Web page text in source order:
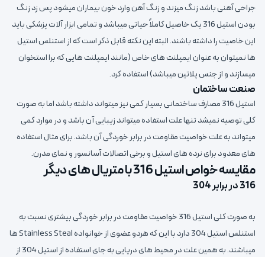
جراحی آهنی باشد زنگ میزند و زنگ آهن وارد خون بیماران میشود پس زد زنگ
بودن استیل 316 یک خاصیل کاملاً حیاتی میباشد و تمامی ابزار آلات پزشکی باید
این خاصیت را داشته باشند. البته این نکته قابل ذکر است که از استنلس استیل
ها نمیتوان به عنوان ایمپلنت های خاص (مانند ایمپلنت هایی که برا استخوان
میسازند و از جنس پلاتین میباشد) استفاده کرد.
صنعت ساختمان
استیل 316 مصارف ساختمانی بسیار کمی نیز میتواند داشته باشد اما به صورت
کلی توصیه نمیشد تنها علت استفاده میتواند زیبایی آن باشد و در موارد کمی
میتواند به علت خواصیت مقاومت در برابر خوردگی آن باشد. برای مثال استفاده
های معدود برای نرده های استیل و برخی اتصالات آسانسور و نمای مدرن.
مقایسه خواص استیل 316 با متریال های دیگر
316 در برابر 304
به صورت کلی استیل 316 خواصیت مقاومت در برابر خوردگی بیشتری نسبت به
استنلس استیل 304 دارد با این که هردو عضوی از خوانواده Stainless Steal ها
میباشند. به همین علت در محیط های دریایی به جای استفاده از استیل 304 از